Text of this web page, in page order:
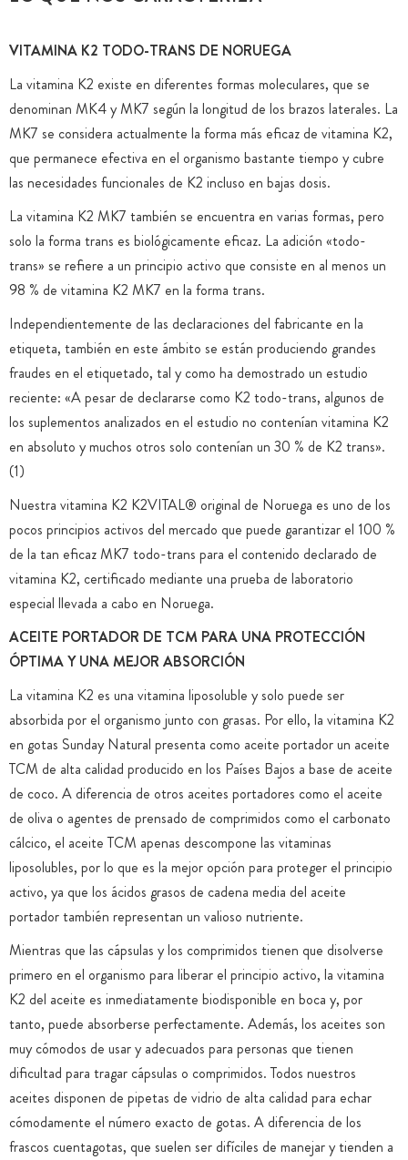
VITAMINA K2 TODO-TRANS DE NORUEGA
La vitamina K2 existe en diferentes formas moleculares, que se
denominan MK4 y MK7 según la longitud de los brazos laterales. La
MK7 se considera actualmente la forma más eficaz de vitamina K2,
que permanece efectiva en el organismo bastante tiempo y cubre
las necesidades funcionales de K2 incluso en bajas dosis.
La vitamina K2 MK7 también se encuentra en varias formas, pero
solo la forma trans es biológicamente eficaz. La adición «todo-
trans» se refiere a un principio activo que consiste en al menos un
98 % de vitamina K2 MK7 en la forma trans.
Independientemente de las declaraciones del fabricante en la
etiqueta, también en este ámbito se están produciendo grandes
fraudes en el etiquetado, tal y como ha demostrado un estudio
reciente: «A pesar de declararse como K2 todo-trans, algunos de
los suplementos analizados en el estudio no contenían vitamina K2
en absoluto y muchos otros solo contenían un 30 % de K2 trans».
(1)
Nuestra vitamina K2 K2VITAL® original de Noruega es uno de los
pocos principios activos del mercado que puede garantizar el 100 %
de la tan eficaz MK7 todo-trans para el contenido declarado de
vitamina K2, certificado mediante una prueba de laboratorio
especial llevada a cabo en Noruega.
ACEITE PORTADOR DE TCM PARA UNA PROTECCIÓN
ÓPTIMA Y UNA MEJOR ABSORCIÓN
La vitamina K2 es una vitamina liposoluble y solo puede ser
absorbida por el organismo junto con grasas. Por ello, la vitamina K2
en gotas Sunday Natural presenta como aceite portador un aceite
TCM de alta calidad producido en los Países Bajos a base de aceite
de coco. A diferencia de otros aceites portadores como el aceite
de oliva o agentes de prensado de comprimidos como el carbonato
cálcico, el aceite TCM apenas descompone las vitaminas
liposolubles, por lo que es la mejor opción para proteger el principio
activo, ya que los ácidos grasos de cadena media del aceite
portador también representan un valioso nutriente.
Mientras que las cápsulas y los comprimidos tienen que disolverse
primero en el organismo para liberar el principio activo, la vitamina
K2 del aceite es inmediatamente biodisponible en boca y, por
tanto, puede absorberse perfectamente. Además, los aceites son
muy cómodos de usar y adecuados para personas que tienen
dificultad para tragar cápsulas o comprimidos. Todos nuestros
aceites disponen de pipetas de vidrio de alta calidad para echar
cómodamente el número exacto de gotas. A diferencia de los
frascos cuentagotas, que suelen ser difíciles de manejar y tienden a